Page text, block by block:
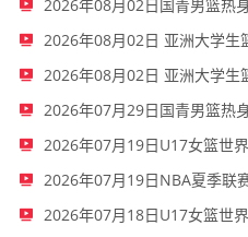
2026年07月19日NBA夏季联